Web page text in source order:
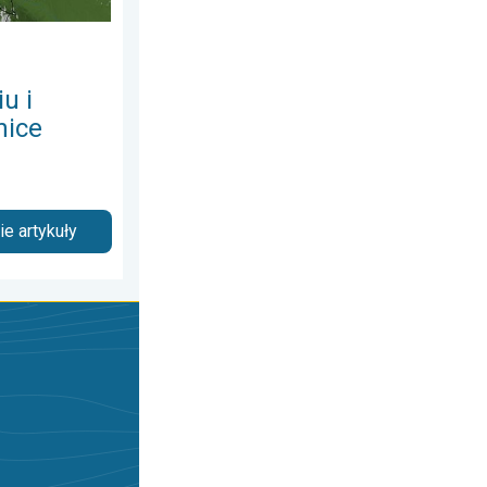
i
artykuły